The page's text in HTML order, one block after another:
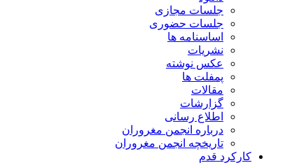
جلسات مجازی
جلسات حضوری
اساسنامه ها
نشریات
عکس نوشته
پمفلت ها
مقالات
گزارشات
اطلاع رسانی
درباره انجمن مغروران
تاریخچه انجمن مغروران
کارکرد قدم